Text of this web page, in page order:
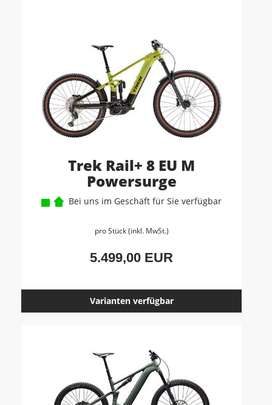
Trek Rail+ 8 EU M
Powersurge
Bei uns im Geschäft für Sie verfügbar
pro Stück (inkl. MwSt.)
5.499,00 EUR
Varianten verfügbar